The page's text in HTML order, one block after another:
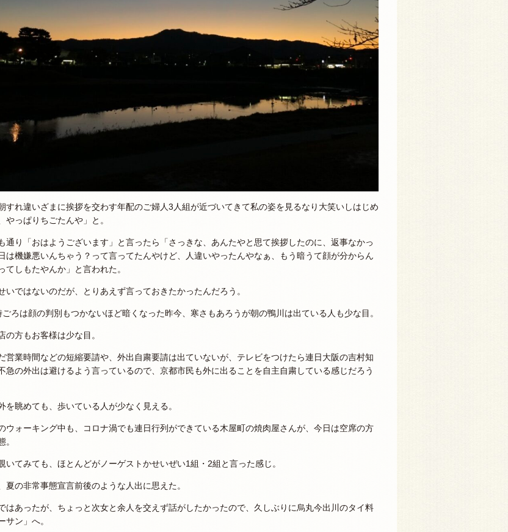
すれ違いざまに挨拶を交わす年配のご婦人3人組が近づいてきて私の姿を見るなり大笑いしはじめ
やっぱりちごたんや」と。
通り「おはようございます」と言ったら「さっきな、あんたやと思て挨拶したのに、返事なかっ
は機嫌悪いんちゃう？って言ってたんやけど、人違いやったんやなぁ、もう暗うて顔が分からん
てしもたやんか」と言われた。
いではないのだが、とりあえず言っておきたかったんだろう。
ごろは顔の判別もつかないほど暗くなった昨今、寒さもあろうが朝の鴨川は出ている人も少な目。
の方もお客様は少な目。
営業時間などの短縮要請や、外出自粛要請は出ていないが、テレビをつけたら連日大阪の吉村知
急の外出は避けるよう言っているので、京都市民も外に出ることを自主自粛している感じだろう
を眺めても、歩いている人が少なく見える。
ウォーキング中も、コロナ渦でも連日行列ができている木屋町の焼肉屋さんが、今日は空席の方
。
いてみても、ほとんどがノーゲストかせいぜい1組・2組と言った感じ。
夏の非常事態宣言前後のような人出に思えた。
はあったが、ちょっと次女と余人を交えず話がしたかったので、久しぶりに烏丸今出川のタイ料
サン」へ。